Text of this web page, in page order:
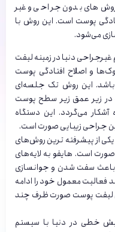
های بدون جراحی و غیر
پوست است. این روش با
می‌شود.
دنیا در زمینه لیفت
و اصلاح افتادگی پوست
این روش تک جلسه‌ای
زیر عمق زیر سطح پوست
در طول 2 تا 3 ماه آشکار می‌گردد. این دستگاه
جراحی زیبایی صورت است.
از پیشرفته ترین روش‌های
است. هایفو به لایه‌های
باعث سفت شدن و جوانسازی
فعالیت معمول خود را ادامه
لیفت پوست صورت ظرف چند
خطی در دنیا با سیستم